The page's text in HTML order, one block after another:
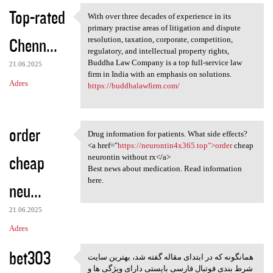
Top-rated
Chenn...
21.06.2025
Adres
With over three decades of
With over three decades of experience in its
primary practise areas of litigation and dispute
resolution, taxation, corporate, competition,
regulatory, and intellectual property rights,
Buddha Law Company is a top full-service law
firm in India with an emphasis on solutions.
https://buddhalawfirm.com/
order
cheap
neu...
21.06.2025
Adres
Drug information for patients
Drug information for patients. What side effects?
<a href="https://neurontin4x365.top">ordercheap
neurontin without rx</a>
Best news about medication. Read information
here.
bet303
همانگونه که در ابتدای مقاله
همانگونه که در ابتدای مقاله گفته شد، بهترین سایت
شرط بندی فوتبال فارسی بایستی دارای ویژگی ها و